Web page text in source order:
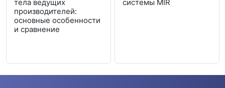
тела ведущих
производителей:
основные особенности
и сравнение
системы MIR